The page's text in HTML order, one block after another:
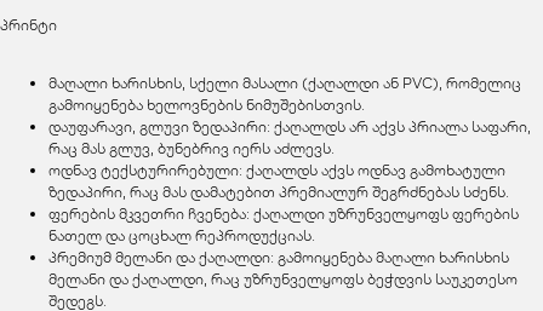
პრინტი
მაღალი ხარისხის, სქელი მასალი (ქაღალდი ან PVC), რომელიც
გამოიყენება ხელოვნების ნიმუშებისთვის.
დაუფარავი, გლუვი ზედაპირი: ქაღალდს არ აქვს პრიალა საფარი,
რაც მას გლუვ, ბუნებრივ იერს აძლევს.
ოდნავ ტექსტურირებული: ქაღალდს აქვს ოდნავ გამოხატული
ზედაპირი, რაც მას დამატებით პრემიალურ შეგრძნებას სძენს.
ფერების მკვეთრი ჩვენება: ქაღალდი უზრუნველყოფს ფერების
ნათელ და ცოცხალ რეპროდუქციას.
პრემიუმ მელანი და ქაღალდი: გამოიყენება მაღალი ხარისხის
მელანი და ქაღალდი, რაც უზრუნველყოფს ბეჭდვის საუკეთესო
შედეგს.